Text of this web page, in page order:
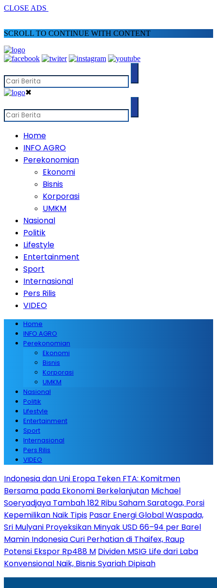
CLOSE ADS
SCROLL TO CONTINUE WITH CONTENT
✖
Home
INFO AGRO
Perekonomian
Ekonomi
Bisnis
Korporasi
UMKM
Nasional
Politik
Lifestyle
Entertainment
Sport
Internasional
Pers Rilis
VIDEO
Home
INFO AGRO
Perekonomian
Ekonomi
Bisnis
Korporasi
UMKM
Nasional
Politik
Lifestyle
Entertainment
Sport
Internasional
Pers Rilis
VIDEO
Indonesia dan Uni Eropa Teken FTA: Komitmen
Bersama pada Ekonomi Berkelanjutan Michael
Soeryadjaya Tambah 182 Ribu Saham Saratoga, Porsi
Kepemilikan Naik Tipis Pasar Energi Global Waspada,
Sri Mulyani Proyeksikan Minyak USD 66–94 per Barel
Mamin Indonesia Curi Perhatian di Thaifex, Raup
Potensi Ekspor Rp488 M Dividen MSIG Life dari Laba
Konvensional Naik, Bisnis Syariah Dipisah